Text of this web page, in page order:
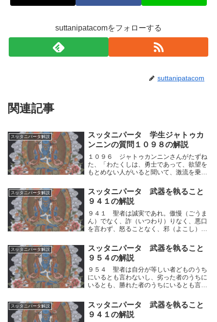
suttanipatacomをフォローする
suttanipatacom
関連記事
スッタニパータ解説
スッタニパータ 学生ジャトゥカ
ンニンの質問１０９８の解説
１０９６ ジャトゥカンニンさんがたずね
た、「わたくしは、勇士であって、欲望を
もとめない人がいると聞いて、激流を乗り
と〉をおたずねしようとして、ここに来ま
した。安らぎの境地を説いてください。生
まれつき眼（...
スッタニパータ解説
スッタニパータ 武器を執ること
９４１の解説
９４１ 聖者は誠実であれ。傲慢（ごうま
ん）でなく、詐（いつわり）りなく、悪口
を言わず、怒ることなく、邪（よこし）ま
よ。聖者は誠実であれ。人間的思考の運動
（生⇔死）がもたらす傲慢（ごうまん）で
なく、詐（い...
スッタニパータ解説
スッタニパータ 武器を執ること
９５４の解説
９５４ 聖者は自分が等しい者どものうち
にいるとも言わないし、劣った者のうちに
いるとも、勝れた者のうちにいるとも言わ
し）みを離れ、取ることもなく、捨てるこ
ともない。ーと師は説かれた。聖者は人間
的思考の運動（...
スッタニパータ解説
スッタニパータ 武器を執ること
９４１の解説